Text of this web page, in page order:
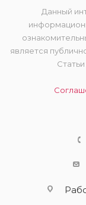
Данный
является